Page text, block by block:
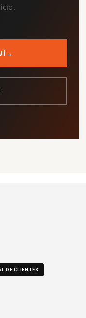
→
DE CLIENTES